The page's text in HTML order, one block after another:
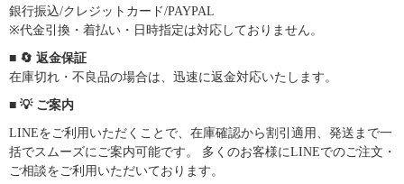
銀行振込/クレジットカード/PAYPAL
※代金引換・着払い・日時指定は対応しておりません。
■ 🔄 返金保証
在庫切れ・不良品の場合は、迅速に返金対応いたします。
■ 💡 ご案内
LINEをご利用いただくことで、在庫確認から割引適用、発送まで一
括でスムーズにご案内可能です。 多くのお客様にLINEでのご注文・
ご相談をご利用いただいております。